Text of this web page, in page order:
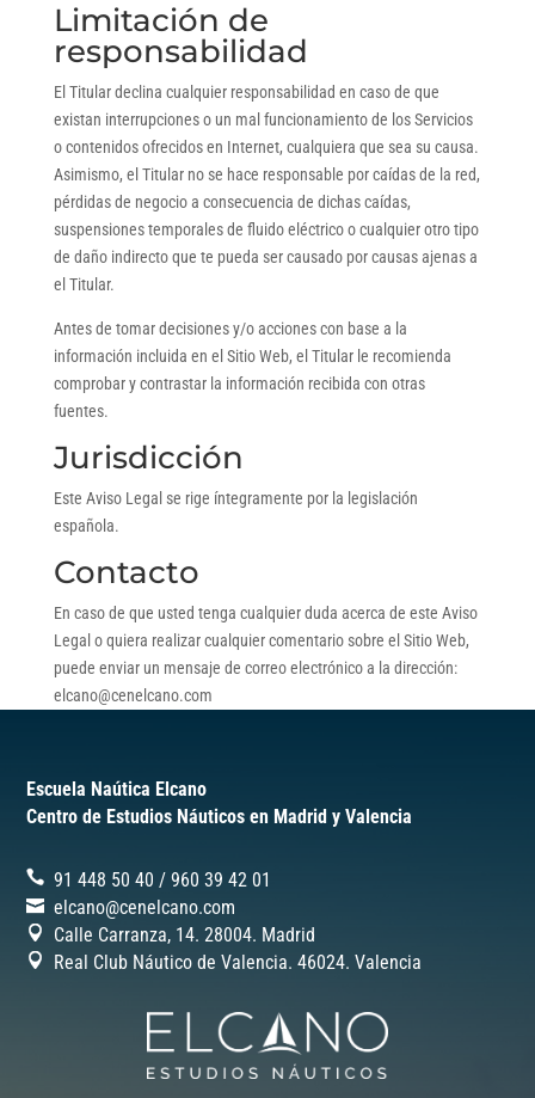
Limitación de
responsabilidad
El Titular declina cualquier responsabilidad en caso de que
existan interrupciones o un mal funcionamiento de los Servicios
o contenidos ofrecidos en Internet, cualquiera que sea su causa.
Asimismo, el Titular no se hace responsable por caídas de la red,
pérdidas de negocio a consecuencia de dichas caídas,
suspensiones temporales de fluido eléctrico o cualquier otro tipo
de daño indirecto que te pueda ser causado por causas ajenas a
el Titular.
Antes de tomar decisiones y/o acciones con base a la
información incluida en el Sitio Web, el Titular le recomienda
comprobar y contrastar la información recibida con otras
fuentes.
Jurisdicción
Este Aviso Legal se rige íntegramente por la legislación
española.
Contacto
En caso de que usted tenga cualquier duda acerca de este Aviso
Legal o quiera realizar cualquier comentario sobre el Sitio Web,
puede enviar un mensaje de correo electrónico a la dirección:
elcano@cenelcano.com
Escuela Naútica Elcano
Centro de Estudios Náuticos en Madrid y Valencia
91 448 50 40 /‎960 39 42 01
elcano@cenelcano.com
Calle Carranza, 14. 28004. Madrid
Real Club Náutico de Valencia. 46024. Valencia